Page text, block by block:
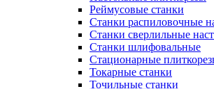
Реймусовые станки
Станки распиловочные
Станки сверлильные
Станки шлифовальные
Стационарные
Токарные станки
Точильные станки